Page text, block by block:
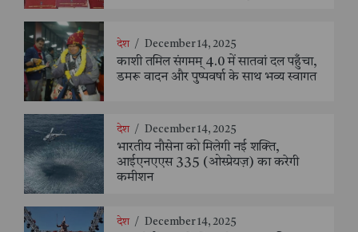
देश / December 14, 2025
काशी तमिल संगमम् 4.0 में सातवां दल पहुँचा,
डमरू वादन और पुष्पवर्षा के साथ भव्य स्वागत
देश / December 14, 2025
भारतीय नौसेना को मिलेगी नई शक्ति,
आईएनएएस 335 (ओस्प्रेयज़) का करेगी
कमीशन
देश / December 14, 2025